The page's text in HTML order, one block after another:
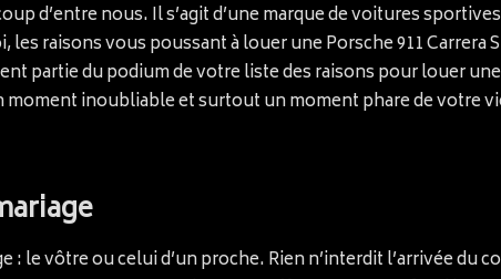
d’entre nous. Il s’agit d’une marque de voitures
raisons vous poussant à louer une Porsche 911
partie du podium de votre liste des raisons pour louer une
moment inoubliable et surtout un moment phare de votre
: le vôtre ou celui d’un proche. Rien n’interdit l’arrivée du